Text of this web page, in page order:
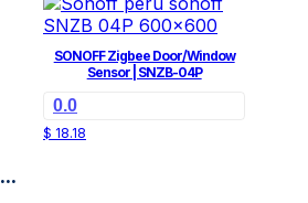
SONOFF Zigbee Door/Window
Sensor | SNZB-04P
0.0
$ 18.18
...